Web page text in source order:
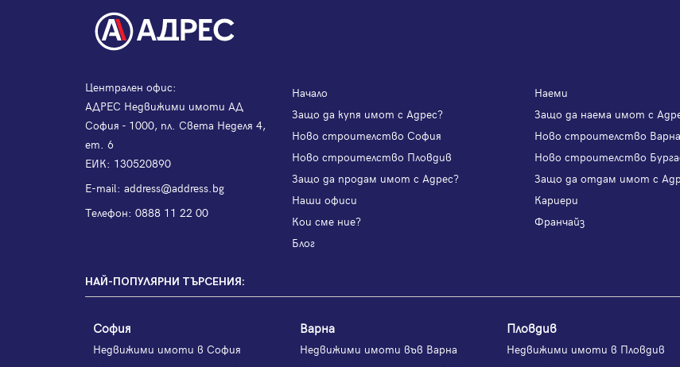
Централен офис:
АДРЕС Недвижими имоти АД
София - 1000, пл. Света Неделя 4,
ет. 6
ЕИК: 130520890
Е-mail: address@address.bg
Телефон: 0888 11 22 00
Начало
Наеми
Защо да купя имот с Адрес?
Защо да наема имот с
Ново строителство София
Ново строителство Варна
Ново строителство Пловдив
Ново строителство
Защо да продам имот с Адрес?
Защо да отдам имот с
Наши офиси
Кариери
Кои сме ние?
Франчайз
Блог
НАЙ-ПОПУЛЯРНИ ТЪРСЕНИЯ:
София
Недвижими имоти в София
Варна
Недвижими имоти във Варна
Пловдив
Недвижими имоти в Пловдив